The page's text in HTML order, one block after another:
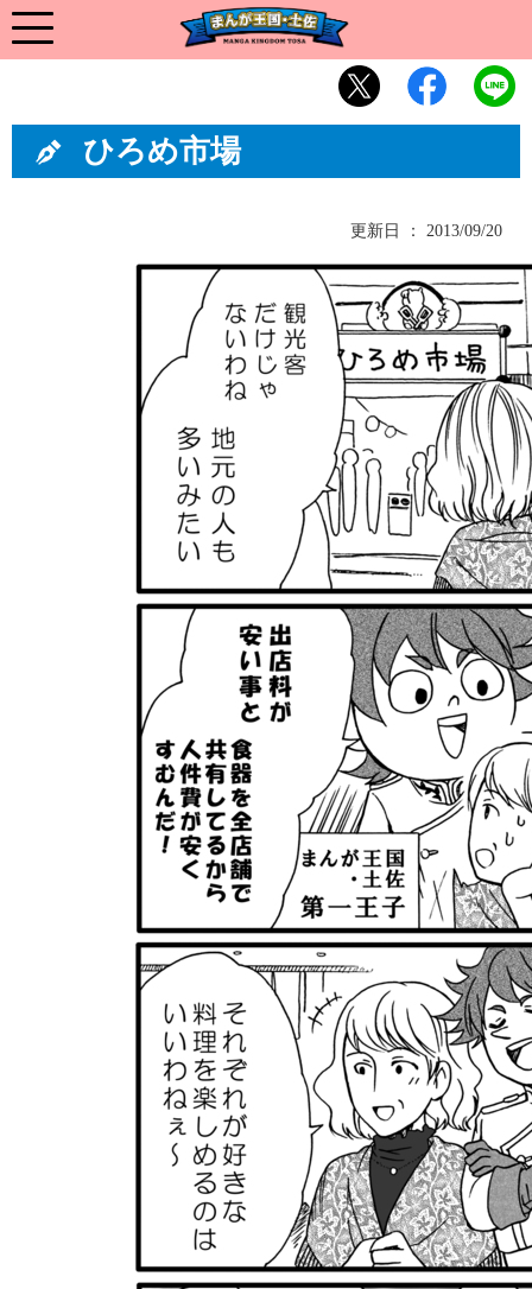
ひろめ市場
更新日 ： 2013/09/20